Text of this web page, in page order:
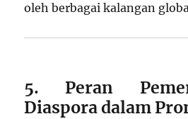
oleh berbagai kalangan
5. Peran
Diaspora dalam